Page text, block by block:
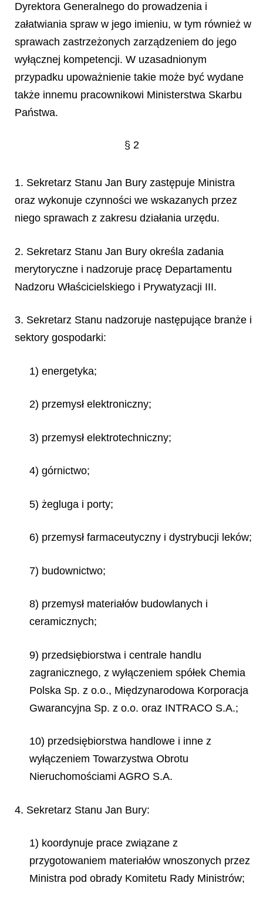
Dyrektora Generalnego do prowadzenia i
załatwiania spraw w jego imieniu, w tym również w
sprawach zastrzeżonych zarządzeniem do jego
wyłącznej kompetencji. W uzasadnionym
przypadku upoważnienie takie może być wydane
także innemu pracownikowi Ministerstwa Skarbu
Państwa.
§ 2
1. Sekretarz Stanu Jan Bury zastępuje Ministra
oraz wykonuje czynności we wskazanych przez
niego sprawach z zakresu działania urzędu.
2. Sekretarz Stanu Jan Bury określa zadania
merytoryczne i nadzoruje pracę Departamentu
Nadzoru Właścicielskiego i Prywatyzacji III.
3. Sekretarz Stanu nadzoruje następujące branże i
sektory gospodarki:
1) energetyka;
2) przemysł elektroniczny;
3) przemysł elektrotechniczny;
4) górnictwo;
5) żegluga i porty;
6) przemysł farmaceutyczny i dystrybucji leków;
7) budownictwo;
8) przemysł materiałów budowlanych i
ceramicznych;
9) przedsiębiorstwa i centrale handlu
zagranicznego, z wyłączeniem spółek Chemia
Polska Sp. z o.o., Międzynarodowa Korporacja
Gwarancyjna Sp. z o.o. oraz INTRACO S.A.;
10) przedsiębiorstwa handlowe i inne z
wyłączeniem Towarzystwa Obrotu
Nieruchomościami AGRO S.A.
4. Sekretarz Stanu Jan Bury:
1) koordynuje prace związane z
przygotowaniem materiałów wnoszonych przez
Ministra pod obrady Komitetu Rady Ministrów;